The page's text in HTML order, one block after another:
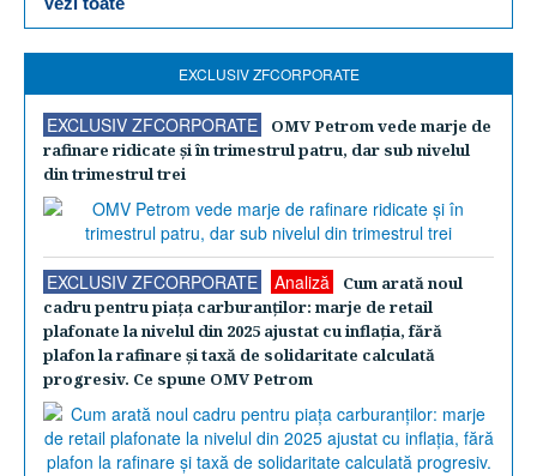
EXCLUSIV ZFCORPORATE
EXCLUSIV ZFCORPORATE
OMV Petrom vede marje de
rafinare ridicate şi în trimestrul patru, dar sub nivelul
din trimestrul trei
EXCLUSIV ZFCORPORATE Analiză
Cum arată noul
cadru pentru piaţa carburanţilor: marje de retail
plafonate la nivelul din 2025 ajustat cu inflaţia, fără
plafon la rafinare şi taxă de solidaritate calculată
progresiv. Ce spune OMV Petrom